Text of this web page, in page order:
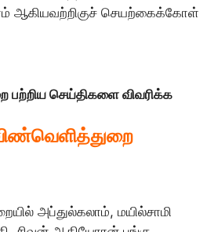
ஆகியவற்றிகுச் செயற்கைக்கோள்
பற்றிய செய்திகளை விவரிக்க
அப்துல்கலாம், மயில்சாமி